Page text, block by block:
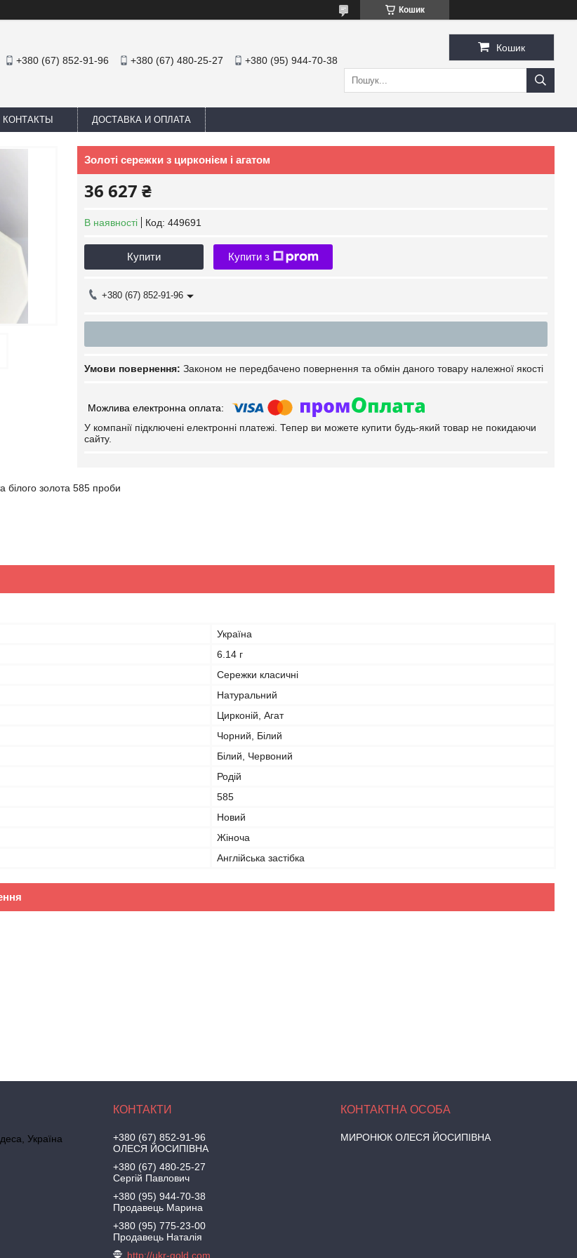
Кошик
+380 (67) 852-91-96 +380 (67) 480-25-27 +380 (95) 944-70-38
Кошик
КОНТАКТЫ ДОСТАВКА И ОПЛАТА
Золоті сережки з цирконієм і агатом
36 627 ₴
В наявності Код: 449691
Купити Купити з
+380 (67) 852-91-96
Законом не передбачено повернення та обмін даного товару належної якості
У компанії підключені електронні платежі. Тепер ви можете купити будь-який товар не покидаючи
сайту.
білого золота 585 проби
Україна
6.14 г
Сережки класичні
Натуральний
Цирконій, Агат
Чорний, Білий
Білий, Червоний
Родій
585
Новий
Жіноча
Англійська застібка
Україна
+380 (67) 852-91-96
ОЛЕСЯ ЙОСИПІВНА
+380 (67) 480-25-27
Сергій Павлович
+380 (95) 944-70-38
Продавець Марина
+380 (95) 775-23-00
Продавець Наталія
http://ukr-gold.com
МИРОНЮК ОЛЕСЯ ЙОСИПІВНА